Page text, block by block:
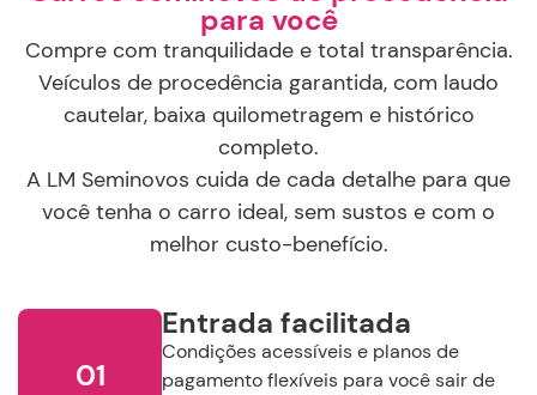
BYD
FIAT HYUNDAI
para você
Compre com tranquilidade e total transparência.
Veículos de procedência garantida, com laudo
cautelar, baixa quilometragem e histórico
completo.
A LM Seminovos cuida de cada detalhe para que
você tenha o carro ideal, sem sustos e com o
melhor custo-benefício.
01
Entrada facilitada
Condições acessíveis e planos de
pagamento flexíveis para você sair de